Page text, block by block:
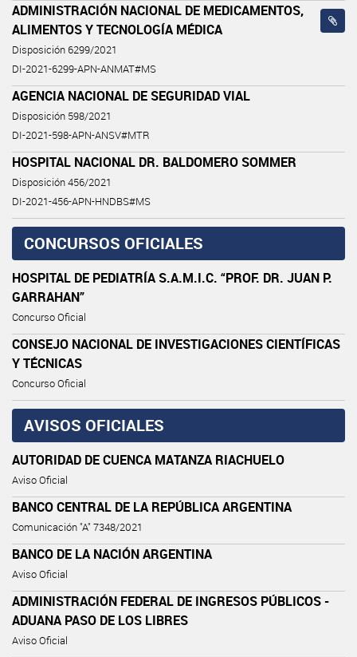
ADMINISTRACIÓN NACIONAL DE MEDICAMENTOS,
ALIMENTOS Y TECNOLOGÍA MÉDICA
Disposición 6299/2021
DI-2021-6299-APN-ANMAT#MS
AGENCIA NACIONAL DE SEGURIDAD VIAL
Disposición 598/2021
DI-2021-598-APN-ANSV#MTR
HOSPITAL NACIONAL DR. BALDOMERO SOMMER
Disposición 456/2021
DI-2021-456-APN-HNDBS#MS
CONCURSOS OFICIALES
HOSPITAL DE PEDIATRÍA S.A.M.I.C. “PROF. DR. JUAN P.
GARRAHAN”
Concurso Oficial
CONSEJO NACIONAL DE INVESTIGACIONES CIENTÍFICAS
Y TÉCNICAS
Concurso Oficial
AVISOS OFICIALES
AUTORIDAD DE CUENCA MATANZA RIACHUELO
Aviso Oficial
BANCO CENTRAL DE LA REPÚBLICA ARGENTINA
Comunicación "A" 7348/2021
BANCO DE LA NACIÓN ARGENTINA
Aviso Oficial
ADMINISTRACIÓN FEDERAL DE INGRESOS PÚBLICOS -
ADUANA PASO DE LOS LIBRES
Aviso Oficial